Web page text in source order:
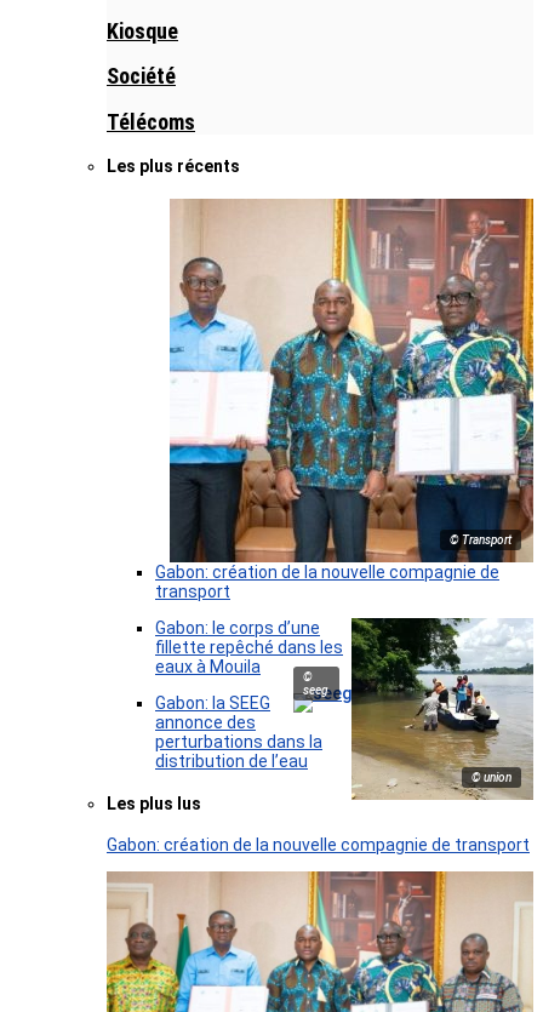
Kiosque
Société
Télécoms
Les plus récents
© Transport
Gabon: création de la nouvelle compagnie de
transport
© union
Gabon: le corps d’une
fillette repêché dans les
eaux à Mouila
©
seeg
Gabon: la SEEG
annonce des
perturbations dans la
distribution de l’eau
Les plus lus
Gabon: création de la nouvelle compagnie de transport